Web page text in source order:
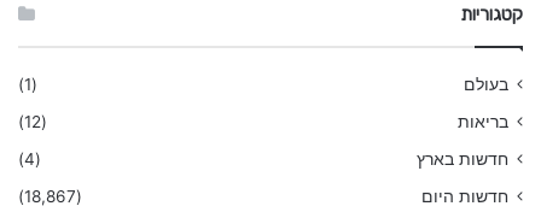
קטגוריות
בעולם
(1)
בריאות
(12)
חדשות בארץ
(4)
חדשות היום
(18,867)